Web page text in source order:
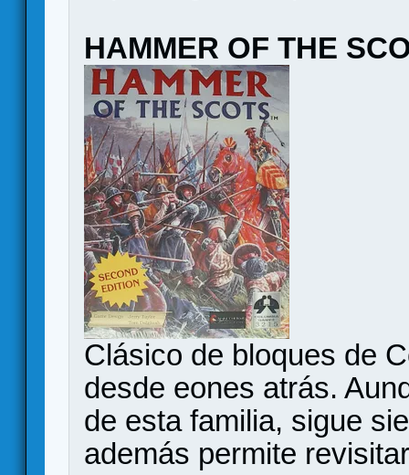
HAMMER OF THE
Clásico de bloques de
desde eones atrás.
de esta familia, sigue
además permite